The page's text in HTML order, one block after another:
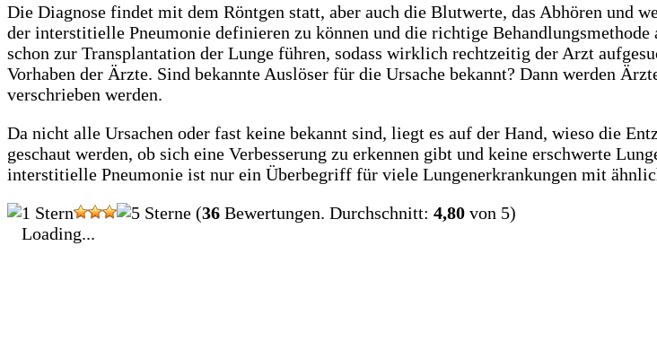
Die Diagnose findet mit dem Röntgen statt, aber auch die Blutwerte, das Abhören und
der interstitielle Pneumonie definieren zu können und die richtige
schon zur Transplantation der Lunge führen, sodass wirklich rechtzeitig der Arzt
Vorhaben der Ärzte. Sind bekannte Auslöser für die Ursache bekannt? Dann werden
verschrieben werden.
Da nicht alle Ursachen oder fast keine bekannt sind, liegt es auf der Hand, wieso die
geschaut werden, ob sich eine Verbesserung zu erkennen gibt und keine erschwerte
interstitielle Pneumonie ist nur ein Überbegriff für viele Lungenerkrankungen mit
(36 Bewertungen. Durchschnitt: 4,80 von 5)
Loading...